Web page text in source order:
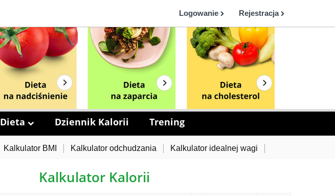
Logowanie Rejestracja
Dieta Dziennik Kalorii Trening
Kalkulator BMI Kalkulator odchudzania Kalkulator idealnej wagi
Kalkulator Kalorii